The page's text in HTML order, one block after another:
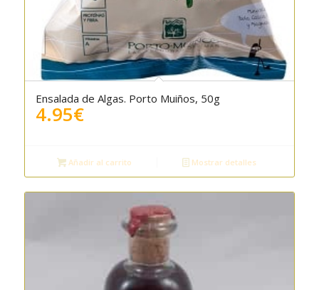
Ensalada de Algas. Porto Muiños, 50g
4.95€
Añadir al carrito Mostrar detalles